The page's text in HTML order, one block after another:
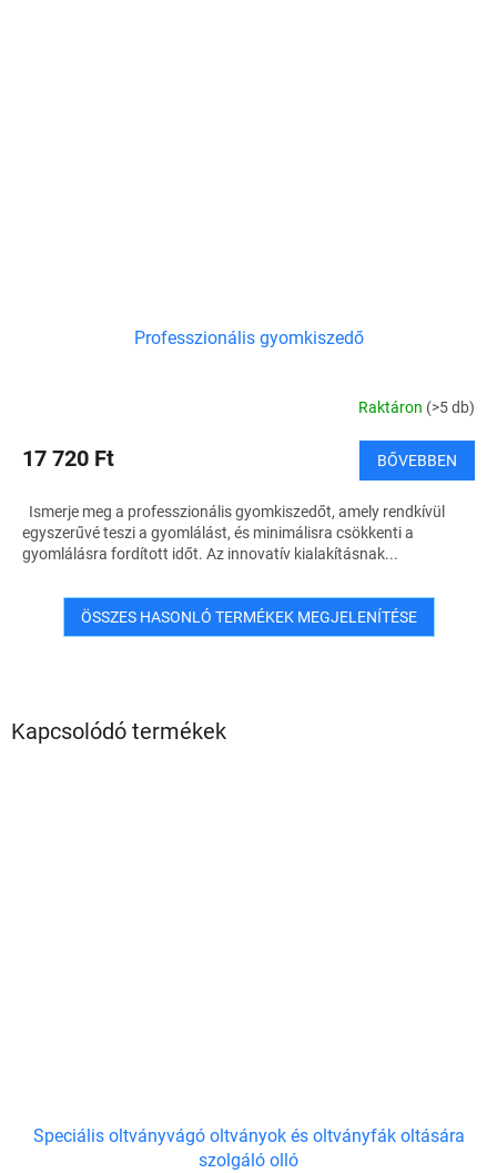
Kapcsolódó termékek
Speciális oltványvágó oltványok és oltványfák oltására
szolgáló olló
Professzionális gyomkiszedő
Raktáron (>5 db)
17 720 Ft BŐVEBBEN
Ismerje meg a professzionális gyomkiszedőt, amely rendkívül
egyszerűvé teszi a gyomlálást, és minimálisra csökkenti a
gyomlálásra fordított időt. Az innovatív kialakításnak...
ÖSSZES HASONLÓ TERMÉKEK MEGJELENÍTÉSE